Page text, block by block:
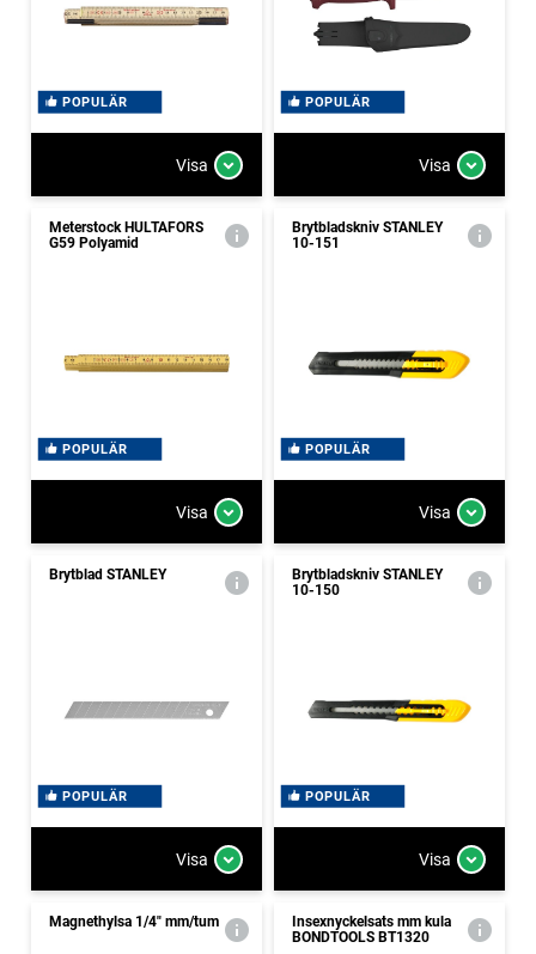
POPULÄR
Visa
POPULÄR
Visa
Meterstock HULTAFORS
G59 Polyamid
POPULÄR
Visa
Brytbladskniv STANLEY
10-151
POPULÄR
Visa
Brytblad STANLEY
POPULÄR
Visa
Brytbladskniv STANLEY
10-150
POPULÄR
Visa
Magnethylsa 1/4" mm/tum
Insexnyckelsats mm kula
BONDTOOLS BT1320